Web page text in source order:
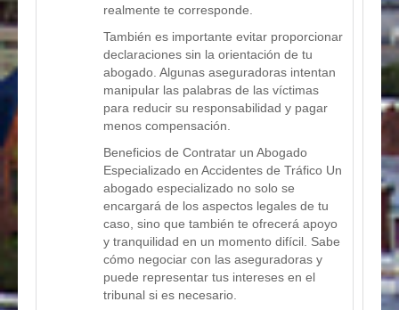
realmente te corresponde.
También es importante evitar proporcionar
declaraciones sin la orientación de tu
abogado. Algunas aseguradoras intentan
manipular las palabras de las víctimas
para reducir su responsabilidad y pagar
menos compensación.
Beneficios de Contratar un Abogado
Especializado en Accidentes de Tráfico Un
abogado especializado no solo se
encargará de los aspectos legales de tu
caso, sino que también te ofrecerá apoyo
y tranquilidad en un momento difícil. Sabe
cómo negociar con las aseguradoras y
puede representar tus intereses en el
tribunal si es necesario.